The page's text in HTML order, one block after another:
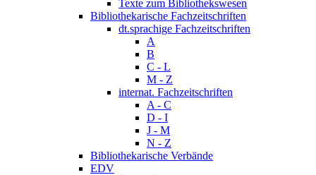
Texte zum Bibliothekswesen
Bibliothekarische Fachzeitschriften
dt.sprachige Fachzeitschriften
A
B
C - L
M - Z
internat. Fachzeitschriften
A - C
D - I
J - M
N - Z
Bibliothekarische Verbände
EDV